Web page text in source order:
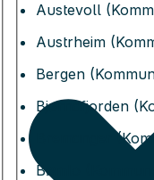
Austevoll
Austrheim
Bergen
Bjørnafjorden
Bremanger
Bømlo